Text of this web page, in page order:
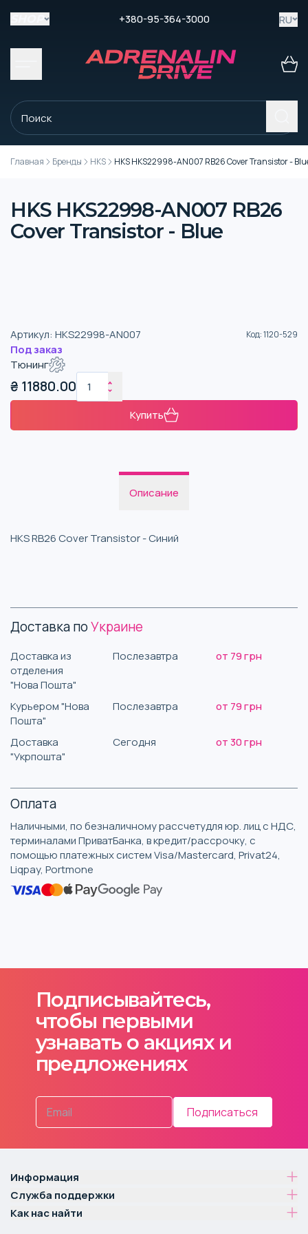
+380-95-364-3000 RU
Главная Бренды HKS HKS HKS22998-AN007 RB26 Cover Transistor -
HKS HKS22998-AN007 RB26
Cover Transistor - Blue
Артикул: HKS22998-AN007 Код:1120-529
Под заказ
Тюнинг
₴ 11880.00
Купить
Описание
HKS RB26 Cover Transistor - Синий
Доставка поУкраине
Доставка из
отделения
"Нова Пошта"
Послезавтра от 79 грн
Курьером "Нова
Пошта"
Послезавтра от 79 грн
Доставка
"Укрпошта"
Сегодня от 30 грн
Оплата
Наличными, по безналичному рассчетудля юр. лиц с НДС,
терминалами ПриватБанка, в кредит/рассрочку, с
помощью платежных систем Visa/Mastercard, Privat24,
Liqpay, Portmone
Подписывайтесь,
чтобы первыми
узнавать о акциях и
предложениях
Подписаться
Информация
Служба поддержки
Как нас найти